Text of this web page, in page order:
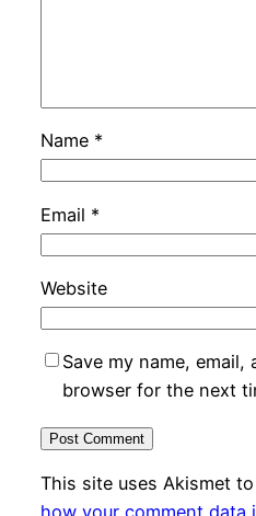
Name *
Email *
Website
Save my name,
browser for the next
This site uses Akismet